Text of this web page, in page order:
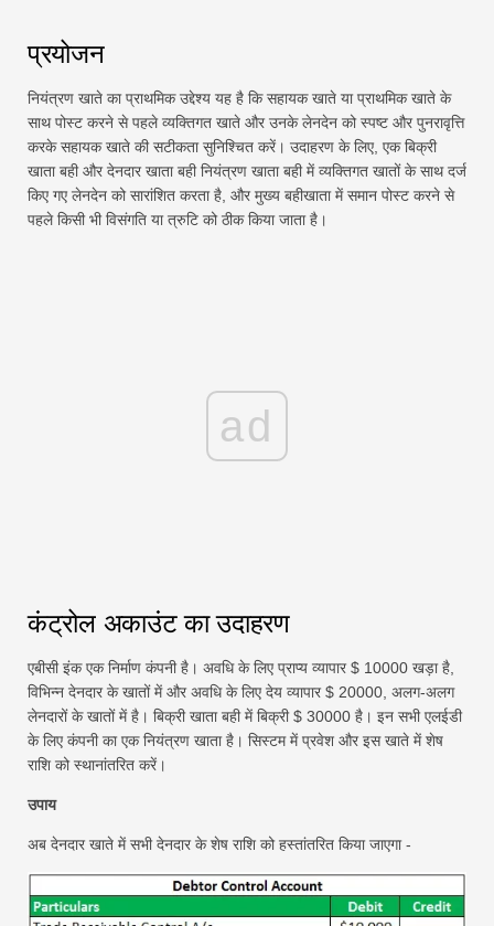
प्रयोजन
नियंत्रण खाते का प्राथमिक उद्देश्य यह है कि सहायक खाते या प्राथमिक खाते के
साथ पोस्ट करने से पहले व्यक्तिगत खाते और उनके लेनदेन को स्पष्ट और पुनरावृत्ति
करके सहायक खाते की सटीकता सुनिश्चित करें। उदाहरण के लिए, एक बिक्री
खाता बही और देनदार खाता बही नियंत्रण खाता बही में व्यक्तिगत खातों के साथ दर्ज
किए गए लेनदेन को सारांशित करता है, और मुख्य बहीखाता में समान पोस्ट करने से
पहले किसी भी विसंगति या त्रुटि को ठीक किया जाता है।
ad
कंट्रोल अकाउंट का उदाहरण
एबीसी इंक एक निर्माण कंपनी है। अवधि के लिए प्राप्य व्यापार $ 10000 खड़ा है,
विभिन्न देनदार के खातों में और अवधि के लिए देय व्यापार $ 20000, अलग-अलग
लेनदारों के खातों में है। बिक्री खाता बही में बिक्री $ 30000 है। इन सभी एलईडी
के लिए कंपनी का एक नियंत्रण खाता है। सिस्टम में प्रवेश और इस खाते में शेष
राशि को स्थानांतरित करें।
उपाय
अब देनदार खाते में सभी देनदार के शेष राशि को हस्तांतरित किया जाएगा -